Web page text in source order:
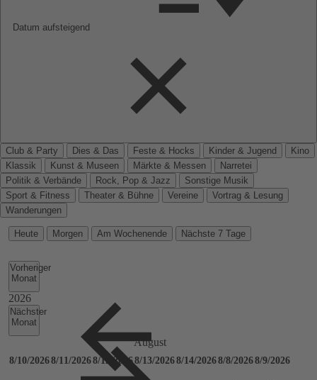
Datum aufsteigend
Club & Party Dies & Das Feste & Hocks Kinder & Jugend
Kino
Klassik
Kunst & Museen Märkte & Messen
Narretei
Politik & Verbände
Rock, Pop & Jazz
Sonstige Musik
Sport & Fitness
Theater & Bühne Vereine
Vortrag & Lesung
Wanderungen
Heute Morgen Am Wochenende Nächste 7 Tage
Vorheriger
Monat
Nächster
Monat